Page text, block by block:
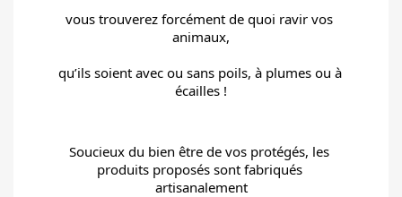
vous trouverez forcément de quoi ravir vos
animaux,
qu’ils soient avec ou sans poils, à plumes ou à
écailles !
Soucieux du bien être de vos protégés, les
produits proposés sont fabriqués
artisanalement